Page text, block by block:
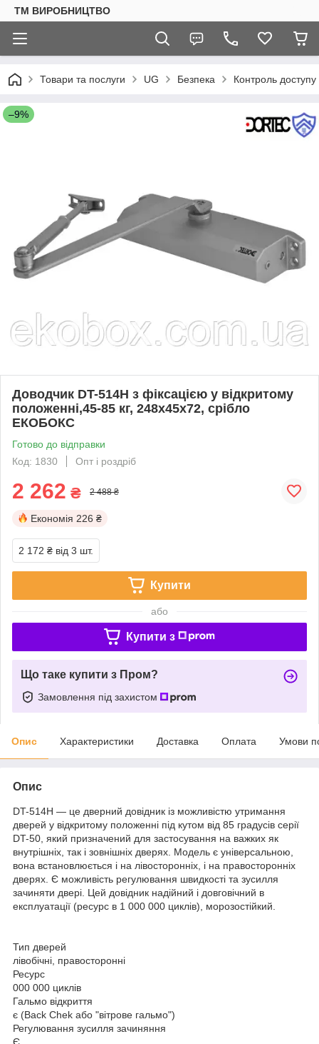
ТМ ВИРОБНИЦТВО
Товари та послуги UG Безпека Контроль доступу
–9%
Доводчик DT-514H з фіксацією у відкритому
положенні,45-85 кг, 248x45x72, срібло
ЕКОБОКС
Готово до відправки
Код: 1830
Опт і роздріб
2 262 ₴ 2 488 ₴
Економія 226 ₴
2 172 ₴ від 3 шт.
Купити
або
Купити з
Що таке купити з Пром?
Замовлення під захистом
Опис Характеристики Доставка Оплата Умови
Опис
DT-514H — це дверний довідник із можливістю утримання
дверей у відкритому положенні під кутом від 85 градусів серії
DT-50, який призначений для застосування на важких як
внутрішніх, так і зовнішніх дверях. Модель є універсальною,
вона встановлюється і на лівосторонніх, і на правосторонніх
дверях. Є можливість регулювання швидкості та зусилля
зачиняти двері. Цей довідник надійний і довговічний в
експлуатації (ресурс в 1 000 000 циклів), морозостійкий.
Тип дверей
лівобічні, правосторонні
Ресурс
000 000 циклів
Гальмо відкриття
є (Вack Chek або "вітрове гальмо")
Регулювання зусилля зачиняння
Є